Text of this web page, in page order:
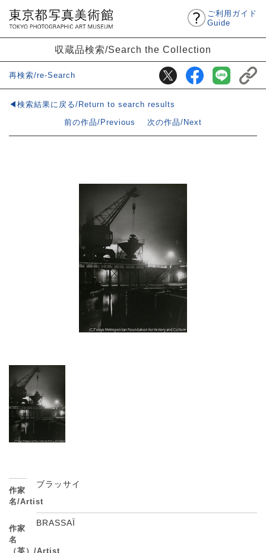
ご利用ガイド
Guide
収蔵品検索/Search the Collection
再検索/re-Search
◀検索結果に戻る/Return to search results
前の作品/Previous
次の作品/Next
作家
名/Artist
ブラッサイ
作家
名
（英）/Artist
BRASSAÏ